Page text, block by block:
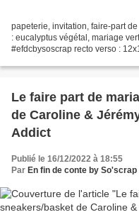
papeterie, invitation, faire-part
: eucalyptus végétal, mariage
#efdcbysoscrap recto verso :
Le faire part de
de Caroline &
Addict
Publié le 16/12/2022 à 18:55
Par En fin de conte by